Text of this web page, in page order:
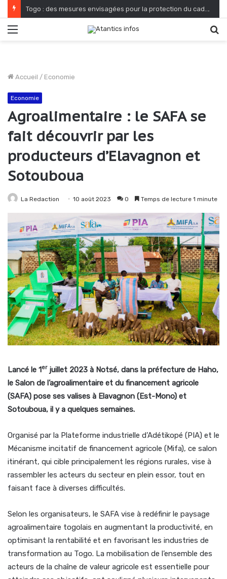
Togo : des mesures envisagées pour la protection du cadre de vie et de salubrité publique
Accueil / Economie
Economie
Agroalimentaire : le SAFA se
fait découvrir par les
producteurs d’Elavagnon et
Sotouboua
La Redaction 10 août 2023 0 Temps de lecture 1 minute
Lancé le 1erjuillet 2023 à Notsé, dans la préfecture de Haho,
le Salon de l’agroalimentaire et du financement agricole
(SAFA) pose ses valises à Elavagnon (Est-Mono) et
Sotouboua, il y a quelques semaines.
Organisé par la Plateforme industrielle d’Adétikopé (PIA) et le
Mécanisme incitatif de financement agricole (Mifa), ce salon
itinérant, qui cible principalement les régions rurales, vise à
rassembler les acteurs du secteur en plein essor, tout en
faisant face à diverses difficultés.
Selon les organisateurs, le SAFA vise à redéfinir le paysage
agroalimentaire togolais en augmentant la productivité, en
optimisant la rentabilité et en favorisant les industries de
transformation au Togo. La mobilisation de l’ensemble des
acteurs de la chaîne de valeur agricole est essentielle pour